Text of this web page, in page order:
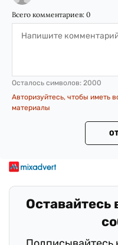
Всего комментариев: 0
Осталось символов: 2000
Авторизуйтесь, чтобы иметь
материалы
Оставайтесь